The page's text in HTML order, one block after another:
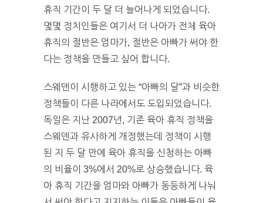
휴직 기간이 두 달 더 늘어나게 되었습니다.
몇몇 정치인들은 여기서 더 나아가 전체 육아
휴직의 절반은 엄마가, 절반은 아빠가 써야 한
다는 정책을 만들고 싶어 합니다.
스웨덴이 시행하고 있는 “아빠의 달”과 비슷한
정책들이 다른 나라에서도 도입되었습니다.
독일은 지난 2007년, 기존 육아 휴직 정책을
스웨덴과 유사하게 개정했는데 정책이 시행
된 지 두 달 만에 육아 휴직을 신청하는 아빠
의 비율이 3%에서 20%로 상승했습니다. 육
아 휴직 기간을 엄마와 아빠가 동등하게 나눠